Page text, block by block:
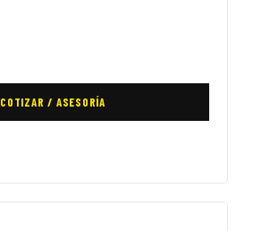
COTIZAR / ASESORÍA